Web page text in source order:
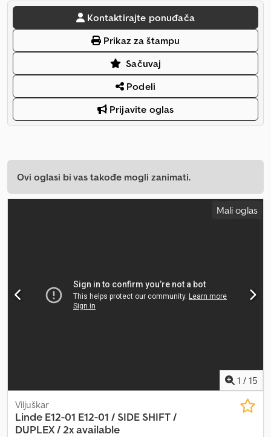
Kontaktirajte ponuđača
Prikaz za štampu
Sačuvaj
Podeli
Prijavite oglas
Ovi oglasi bi vas takođe mogli zanimati.
Mali oglas
1 / 15
Viljuškar
Linde E12-01 E12-01 / SIDE SHIFT /
DUPLEX / 2x available